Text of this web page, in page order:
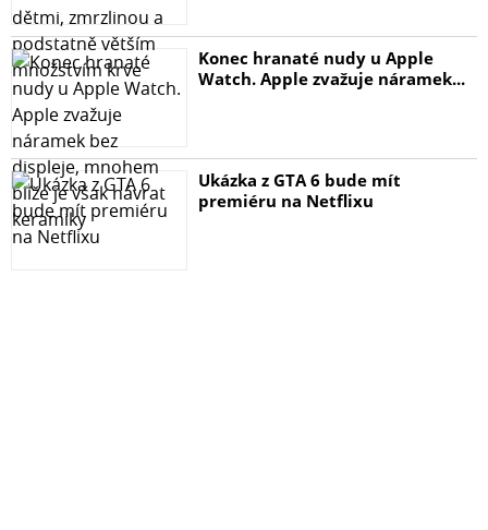
Konec hranaté nudy u Apple
Watch. Apple zvažuje náramek...
Ukázka z GTA 6 bude mít
premiéru na Netflixu